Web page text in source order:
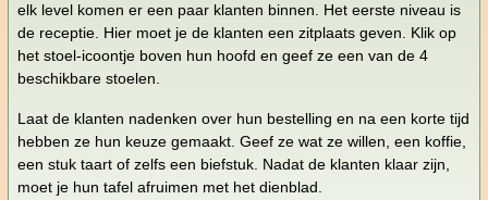
elk level komen er een paar klanten binnen. Het eerste niveau is
de receptie. Hier moet je de klanten een zitplaats geven. Klik op
het stoel-icoontje boven hun hoofd en geef ze een van de 4
beschikbare stoelen.
Laat de klanten nadenken over hun bestelling en na een korte tijd
hebben ze hun keuze gemaakt. Geef ze wat ze willen, een koffie,
een stuk taart of zelfs een biefstuk. Nadat de klanten klaar zijn,
moet je hun tafel afruimen met het dienblad.